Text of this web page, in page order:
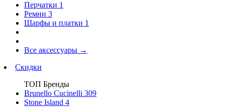
Перчатки 1
Ремни 3
Шарфы и платки 1
Все аксессуары →
Скидки
ТОП Бренды
Brunello Cucinelli 309
Stone Island 4